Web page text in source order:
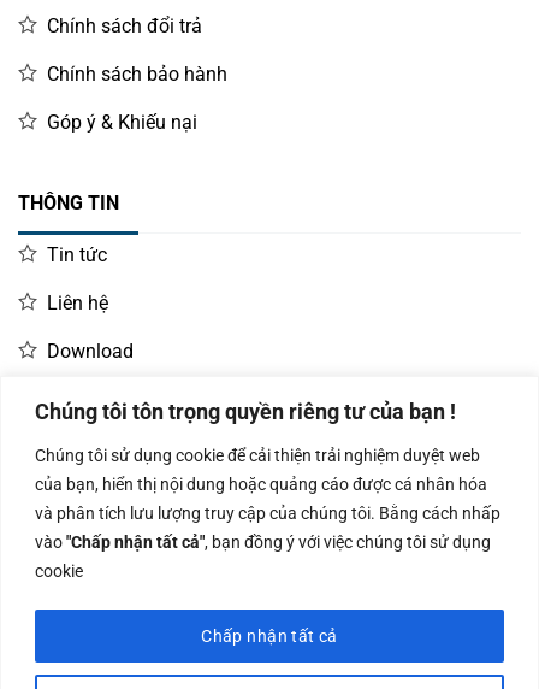
Chúng tôi tôn trọng quyền riêng tư của bạn !
Chúng tôi sử dụng cookie để cải thiện trải nghiệm duyệt web
của bạn, hiển thị nội dung hoặc quảng cáo được cá nhân hóa
và phân tích lưu lượng truy cập của chúng tôi. Bằng cách nhấp
vào"Chấp nhận tất cả", bạn đồng ý với việc chúng tôi sử dụng
cookie
Chấp nhận tất cả
Chính sách đổi trả
Chính sách bảo hành
Góp ý & Khiếu nại
THÔNG TIN
Tin tức
Liên hệ
Download
LIÊN HỆ MUA HÀNG
Kinh doanh:
0966.93.1717
KD Dự Án: 0987
835 345
Kế Toán:
0987.919.040
14/06/2019 bởi Sở Kế Hoạch và Đầu Tư Tp. Hà Nội